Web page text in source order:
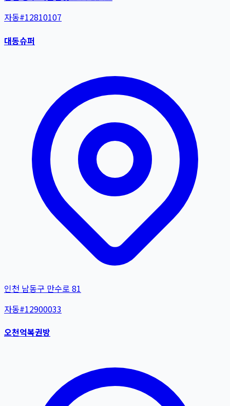
자동#12810107
대동슈퍼
인천 남동구 만수로 81
자동#12900033
오천억복권방